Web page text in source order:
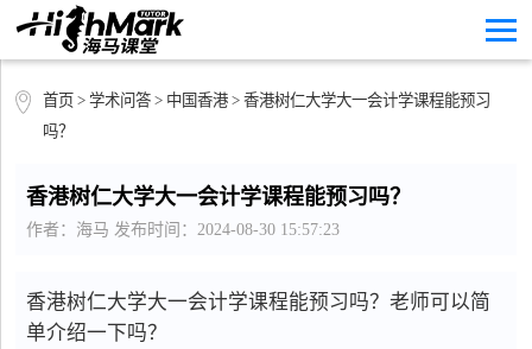
首页 > 学术问答> 中国香港 > 香港树仁大学大一会计学课程能预习
吗？
香港树仁大学大一会计学课程能预习吗？
作者：海马 发布时间：2024-08-30 15:57:23
香港树仁大学大一会计学课程能预习吗？老师可以简
单介绍一下吗？